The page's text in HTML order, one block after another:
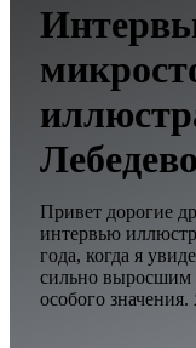
Привет дорогие
интервью
года, когда я
сильно выросшим
особого